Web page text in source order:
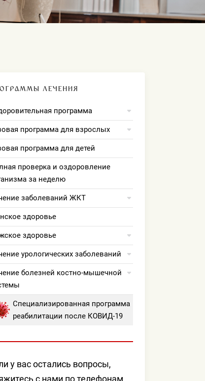
ЛЕЧЕНИЯ
программа
программа для взрослых
программа для детей
проверка и оздоровление
за неделю
заболеваний ЖКТ
здоровье
здоровье
урологических заболеваний
болезней костно-мышечной
Специализированная программа
реабилитации после КОВИД-19
у вас остались вопросы,
с нами по телефонам